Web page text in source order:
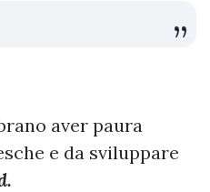
aver paura
e da sviluppare